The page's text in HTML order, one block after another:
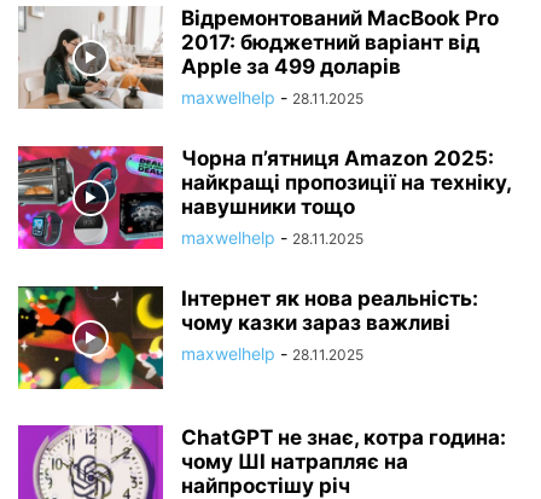
Відремонтований MacBook Pro
2017: бюджетний варіант від
Apple за 499 доларів
maxwelhelp - 28.11.2025
Чорна п’ятниця Amazon 2025:
найкращі пропозиції на техніку,
навушники тощо
maxwelhelp - 28.11.2025
Інтернет як нова реальність:
чому казки зараз важливі
maxwelhelp - 28.11.2025
ChatGPT не знає, котра година:
чому ШІ натрапляє на
найпростішу річ